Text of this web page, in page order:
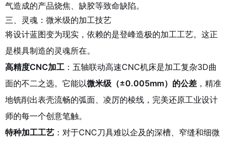
气造成的产品烧焦、缺胶等致命缺陷。
三、灵魂：微米级的加工技艺
将设计蓝图变为现实，依赖的是登峰造极的加工工艺。这正
是模具制造的灵魂所在。
高精度CNC加工 ：五轴联动高速CNC机床是加工复杂3D曲
面的不二之选。它能以微米级（±0.005mm）的公差 ，精准
地铣削出表壳流畅的弧面、凌厉的棱线，完美还原工业设计
师的每一个创意笔触。
特种加工工艺 ：对于CNC刀具难以企及的深槽、窄缝和细微